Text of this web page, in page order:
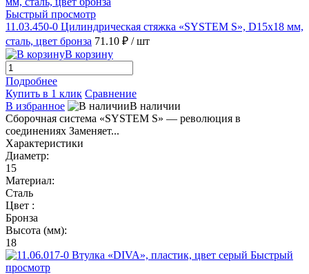
Быстрый просмотр
11.03.450-0 Цилиндрическая стяжка «SYSTEM S», D15x18 мм,
сталь, цвет бронза 71.10 ₽ / шт
В корзину
Подробнее
Купить в 1 клик Сравнение
В избранное
В наличии
Сборочная система «SYSTEM S» — революция в
соединениях Заменяет...
Характеристики
Диаметр:
15
Материал:
Сталь
Цвет :
Бронза
Высота (мм):
18
Быстрый
просмотр